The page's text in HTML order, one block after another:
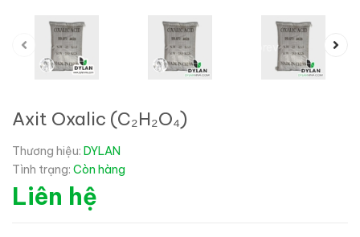
prev
Axit Oxalic (C₂H₂O₄)
Thương hiệu: DYLAN
Tình trạng: Còn hàng
Liên hệ